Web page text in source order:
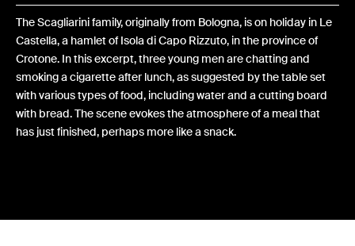
The Scagliarini family, originally from Bologna, is on holiday in Le
Castella, a hamlet of Isola di Capo Rizzuto, in the province of
Crotone. In this excerpt, three young men are chatting and
smoking a cigarette after lunch, as suggested by the table set
with various types of food, including water and a cutting board
with bread. The scene evokes the atmosphere of a meal that
has just finished, perhaps more like a snack.